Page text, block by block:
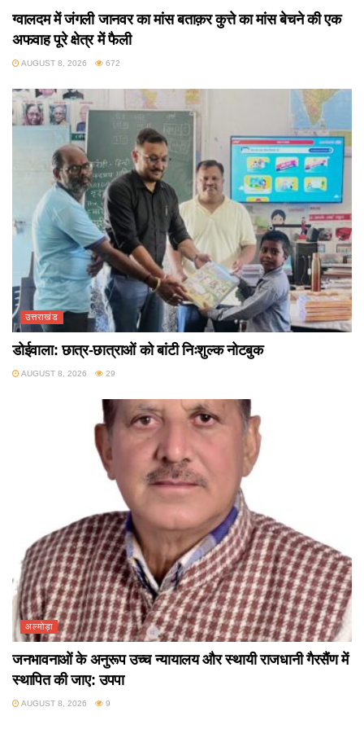
ग्वालदम में जंगली जानवर का मांस बताक़र कुत्ते का मांस बेचने की एक
अफवाह पूरे क्षेत्र में फैली
AUGUST 8, 2026 672
उत्तराखंड
डोईवाला: छात्र-छात्राओं को बांटी निःशुल्क नोटबुक
AUGUST 8, 2026 29
अल्मोड़ा
जनभावनाओं के अनुरूप उच्च न्यायालय और स्थायी राजधानी गैरसैंण में
स्थापित की जाए: उपपा
AUGUST 8, 2026 9